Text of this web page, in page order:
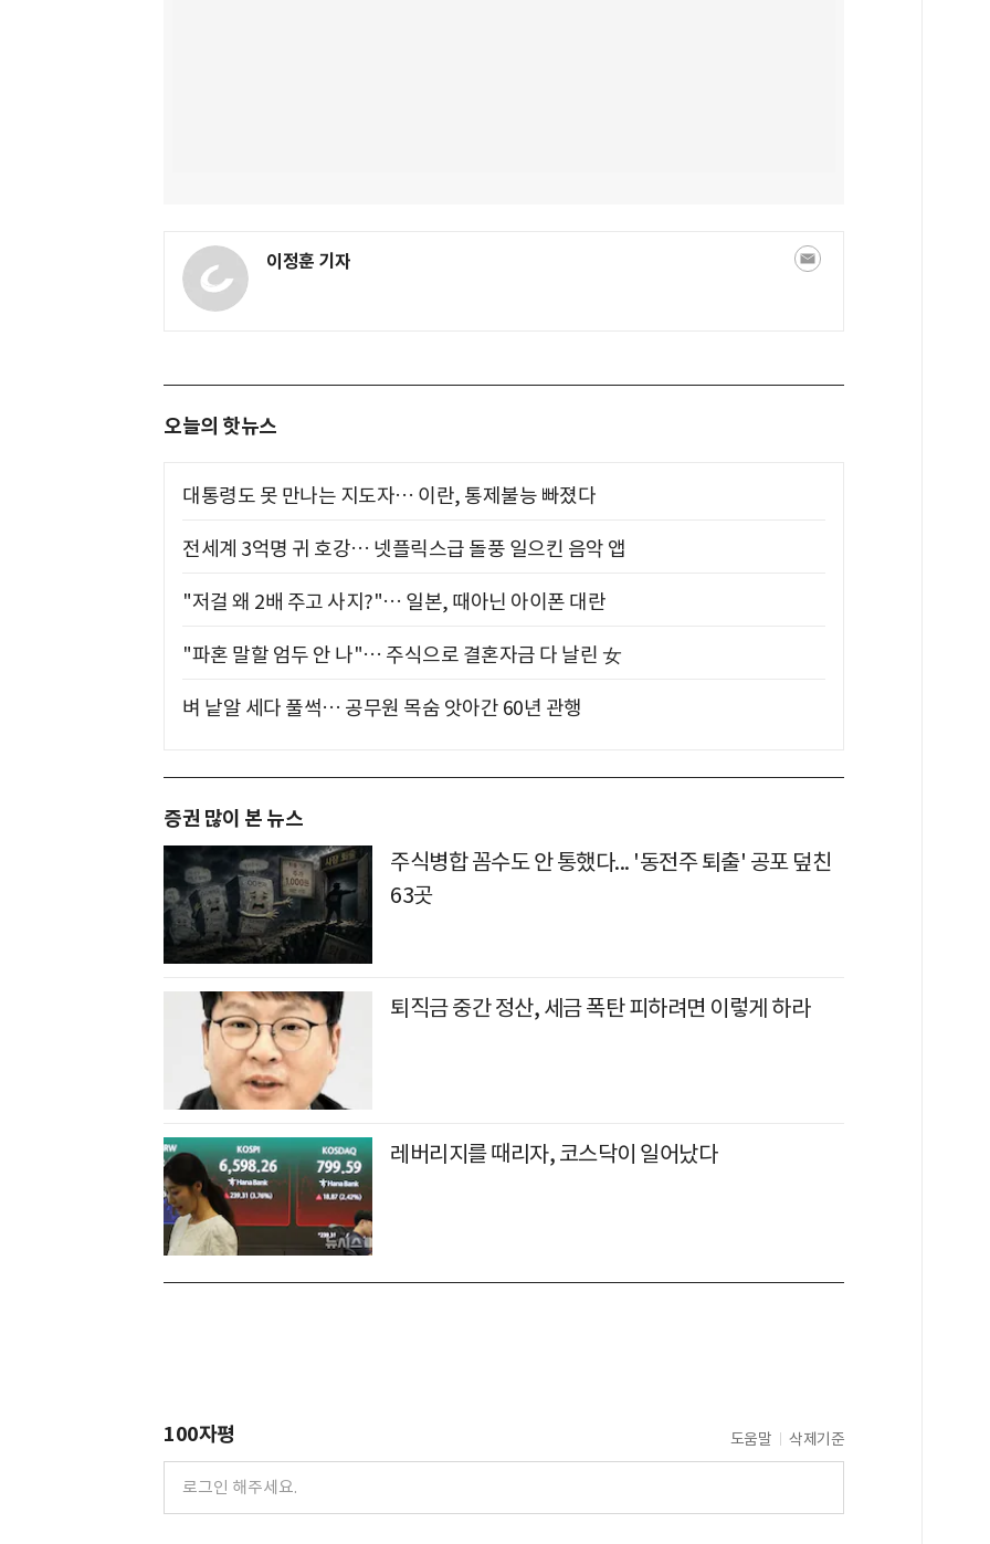
이정훈 기자
오늘의 핫뉴스
대통령도 못 만나는 지도자… 이란, 통제불능 빠졌다
전세계 3억명 귀 호강… 넷플릭스급 돌풍 일으킨 음악 앱
"저걸 왜 2배 주고 사지?"… 일본, 때아닌 아이폰 대란
"파혼 말할 엄두 안 나"… 주식으로 결혼자금 다 날린 女
벼 낱알 세다 풀썩… 공무원 목숨 앗아간 60년 관행
증권 많이 본 뉴스
주식병합 꼼수도 안 통했다... '동전주 퇴출' 공포 덮친
63곳
퇴직금 중간 정산, 세금 폭탄 피하려면 이렇게 하라
레버리지를 때리자, 코스닥이 일어났다
100자평 도움말 삭제기준